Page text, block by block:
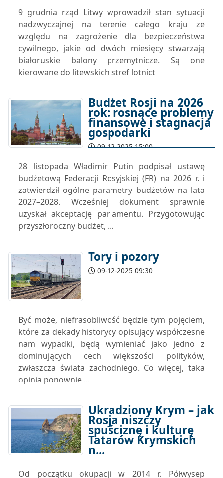
9 grudnia rząd Litwy wprowadził stan sytuacji
nadzwyczajnej na terenie całego kraju ze
względu na zagrożenie dla bezpieczeństwa
cywilnego, jakie od dwóch miesięcy stwarzają
białoruskie balony przemytnicze. Są one
kierowane do litewskich stref lotnict
Budżet Rosji na 2026
rok: rosnące problemy
finansowe i stagnacja
gospodarki
09-12-2025 15:00
28 listopada Władimir Putin podpisał ustawę
budżetową Federacji Rosyjskiej (FR) na 2026 r. i
zatwierdził ogólne parametry budżetów na lata
2027–2028. Wcześniej dokument sprawnie
uzyskał akceptację parlamentu. Przygotowując
przyszłoroczny budżet, ...
Tory i pozory
09-12-2025 09:30
Być może, niefrasobliwość będzie tym pojęciem,
które za dekady historycy opisujący współczesne
nam wypadki, będą wymieniać jako jedno z
dominujących cech większości polityków,
zwłaszcza świata zachodniego. Co więcej, taka
opinia ponownie ...
Ukradziony Krym – jak
Rosja niszczy
spuściznę i kulturę
Tatarów Krymskich
n...
Od początku okupacji w 2014 r. Półwysep